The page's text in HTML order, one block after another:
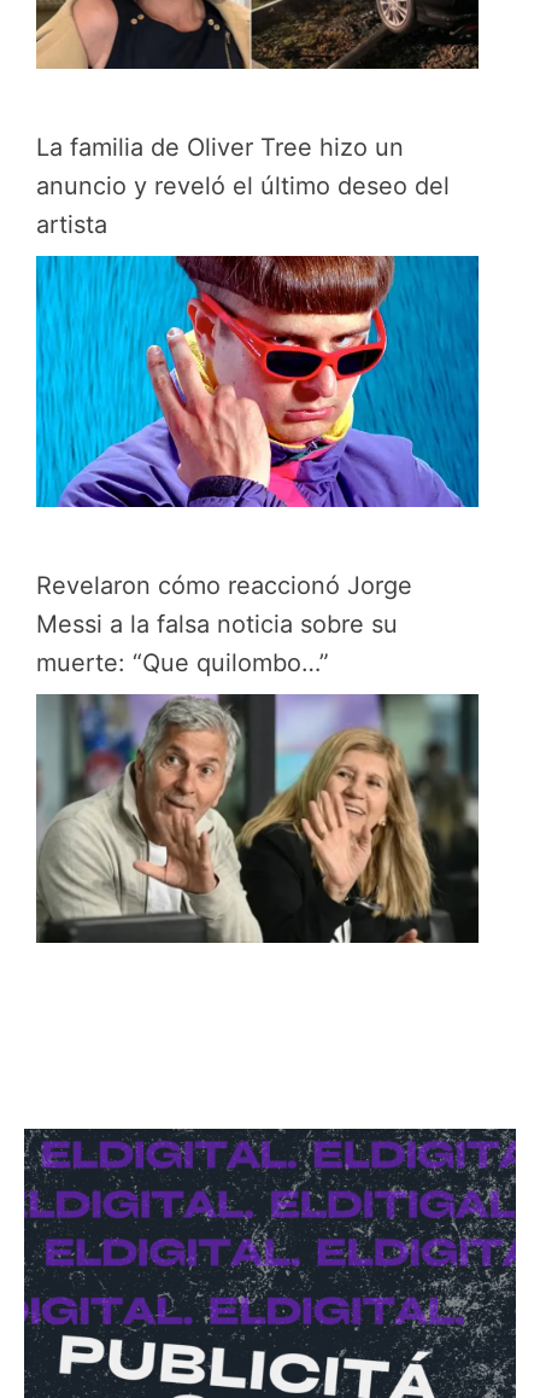
La familia de Oliver Tree hizo un
anuncio y reveló el último deseo del
artista
Revelaron cómo reaccionó Jorge
Messi a la falsa noticia sobre su
muerte: “Que quilombo…”